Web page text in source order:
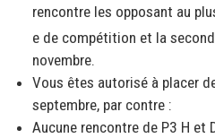
rencontre les opposant au
e de compétition et la
novembre.
Vous êtes autorisé à placer
septembre, par contre :
Aucune rencontre de P3 H et